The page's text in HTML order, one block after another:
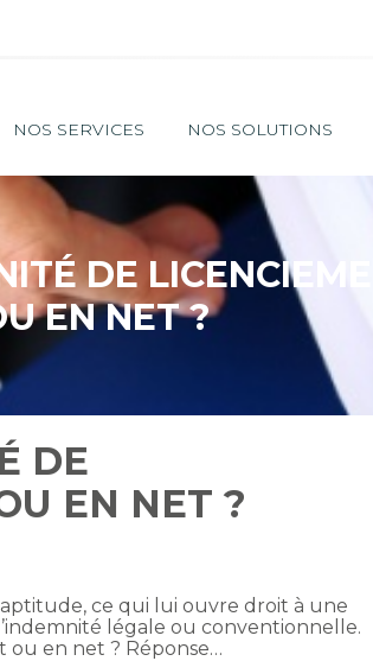
NOS SERVICES NOS SOLUTIONS
DE
EN NET ?
DE
EN NET ?
ce qui lui ouvre droit à une
légale ou conventionnelle.
en net ? Réponse…